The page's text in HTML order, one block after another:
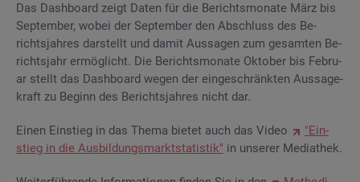
Das Da­sh­board zeigt Daten für die Be­richts­mo­na­te März bis
Sep­tem­ber, wobei der Sep­tem­ber den Ab­schluss des Be­
richts­jah­res dar­stellt und damit Aus­sa­gen zum ge­sam­ten Be­
richts­jahr er­mög­licht. Die Be­richts­mo­na­te Ok­to­ber bis Fe­bru­
ar stellt das Da­sh­board wegen der ein­ge­schränk­ten Aus­sa­ge­
kraft zu Be­ginn des Be­richts­jah­res nicht dar.
Einen Ein­stieg in das Thema bie­tet auch das Video
"Ein­
stieg in die Aus­bil­dungs­markt­sta­tis­tik" in un­se­rer Me­dia­thek.